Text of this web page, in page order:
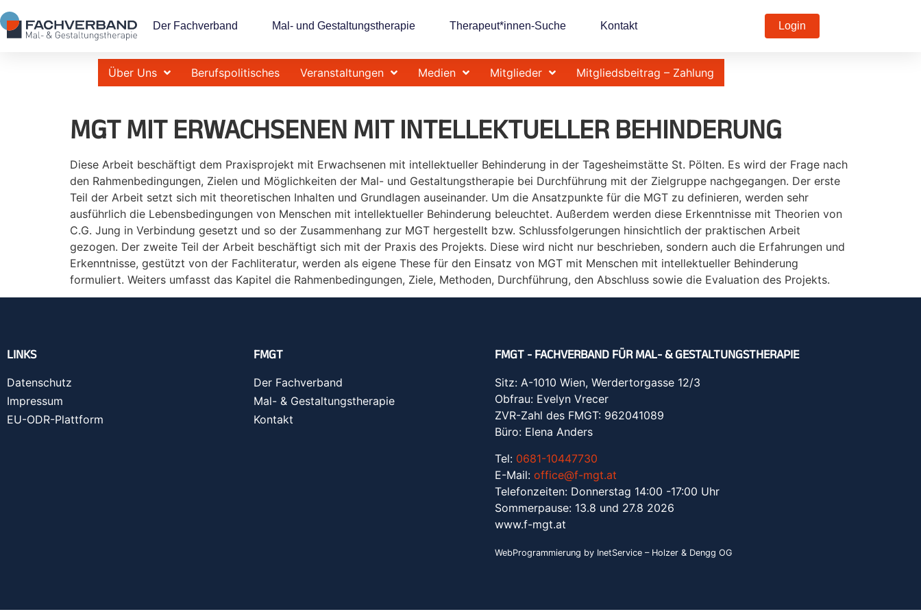
Der Fachverband Mal- und Gestaltungstherapie Therapeut*innen-Suche Kontakt Login
Über Uns Berufspolitisches Veranstaltungen Medien Mitglieder Mitgliedsbeitrag – Zahlung
MGT MIT ERWACHSENEN MIT INTELLEKTUELLER BEHINDERUNG
Diese Arbeit beschäftigt dem Praxisprojekt mit Erwachsenen mit intellektueller Behinderung in der Tagesheimstätte St. Pölten. Es wird der Frage nach
den Rahmenbedingungen, Zielen und Möglichkeiten der Mal- und Gestaltungstherapie bei Durchführung mit der Zielgruppe nachgegangen. Der erste
Teil der Arbeit setzt sich mit theoretischen Inhalten und Grundlagen auseinander. Um die Ansatzpunkte für die MGT zu definieren, werden sehr
ausführlich die Lebensbedingungen von Menschen mit intellektueller Behinderung beleuchtet. Außerdem werden diese Erkenntnisse mit Theorien von
C.G. Jung in Verbindung gesetzt und so der Zusammenhang zur MGT hergestellt bzw. Schlussfolgerungen hinsichtlich der praktischen Arbeit
gezogen. Der zweite Teil der Arbeit beschäftigt sich mit der Praxis des Projekts. Diese wird nicht nur beschrieben, sondern auch die Erfahrungen und
Erkenntnisse, gestützt von der Fachliteratur, werden als eigene These für den Einsatz von MGT mit Menschen mit intellektueller Behinderung
formuliert. Weiters umfasst das Kapitel die Rahmenbedingungen, Ziele, Methoden, Durchführung, den Abschluss sowie die Evaluation des Projekts.
LINKS
Datenschutz
Impressum
EU-ODR-Plattform
FMGT
Der Fachverband
Mal- & Gestaltungstherapie
Kontakt
FMGT - FACHVERBAND FÜR MAL- & GESTALTUNGSTHERAPIE
Sitz: A-1010 Wien, Werdertorgasse 12/3
Obfrau: Evelyn Vrecer
ZVR-Zahl des FMGT: 962041089
Büro: Elena Anders
Tel: 0681-10447730
E-Mail: office@f-mgt.at
Telefonzeiten: Donnerstag 14:00 -17:00 Uhr
Sommerpause: 13.8 und 27.8 2026
www.f-mgt.at
WebProgrammierung by InetService – Holzer & Dengg OG